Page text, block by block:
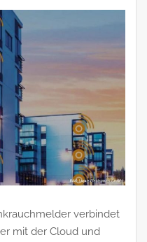
verbindet
mit der Cloud und